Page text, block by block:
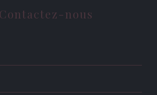
Contactez-nous